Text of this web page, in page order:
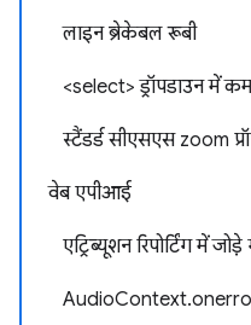
लाइन ब्रेकेबल रूबी
<select> ड्रॉपडाउन में
स्टैंडर्ड सीएसएस zoom
वेब एपीआई
एट्रिब्यूशन रिपोर्टिंग में